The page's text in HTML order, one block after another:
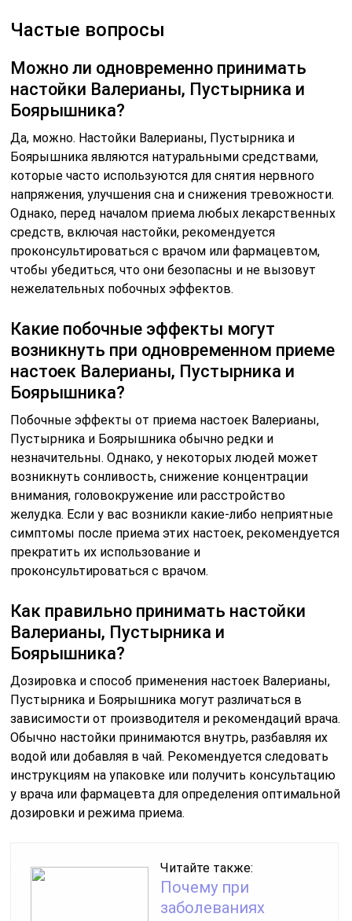
Частые вопросы
Можно ли одновременно принимать
настойки Валерианы, Пустырника и
Боярышника?
Да, можно. Настойки Валерианы, Пустырника и
Боярышника являются натуральными средствами,
которые часто используются для снятия нервного
напряжения, улучшения сна и снижения тревожности.
Однако, перед началом приема любых лекарственных
средств, включая настойки, рекомендуется
проконсультироваться с врачом или фармацевтом,
чтобы убедиться, что они безопасны и не вызовут
нежелательных побочных эффектов.
Какие побочные эффекты могут
возникнуть при одновременном приеме
настоек Валерианы, Пустырника и
Боярышника?
Побочные эффекты от приема настоек Валерианы,
Пустырника и Боярышника обычно редки и
незначительны. Однако, у некоторых людей может
возникнуть сонливость, снижение концентрации
внимания, головокружение или расстройство
желудка. Если у вас возникли какие-либо неприятные
симптомы после приема этих настоек, рекомендуется
прекратить их использование и
проконсультироваться с врачом.
Как правильно принимать настойки
Валерианы, Пустырника и
Боярышника?
Дозировка и способ применения настоек Валерианы,
Пустырника и Боярышника могут различаться в
зависимости от производителя и рекомендаций врача.
Обычно настойки принимаются внутрь, разбавляя их
водой или добавляя в чай. Рекомендуется следовать
инструкциям на упаковке или получить консультацию
у врача или фармацевта для определения оптимальной
дозировки и режима приема.
Читайте также:
Почему при
заболеваниях